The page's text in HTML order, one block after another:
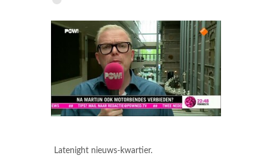
Latenight nieuws-kwartier.